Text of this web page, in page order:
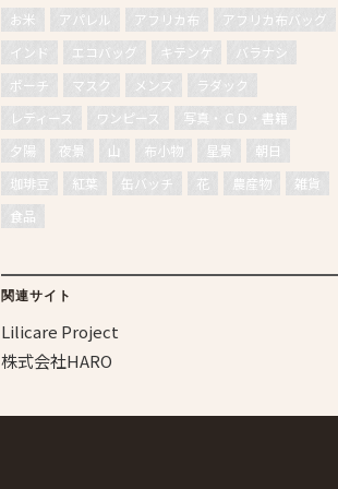
お米 アパレル アフリカ布
アフリカ布バッグ
インド
エコバッグ キテンゲ
バラナシ
ポーチ
マスク メンズ
ラダック
レディース
ワンピース
写真・ＣＤ・書籍
夕陽
夜景 山 布小物 星景
朝日
珈琲豆
紅葉 缶バッチ 花 農産物
雑貨
食品
関連サイト
Lilicare Project
株式会社HARO